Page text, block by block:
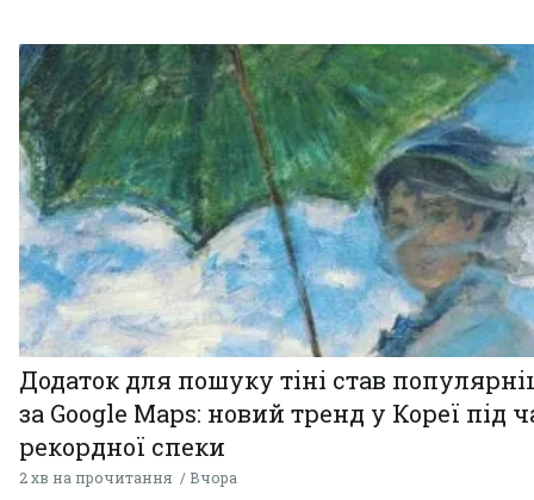
Додаток для пошуку тіні став
за Google Maps: новий тренд у Кореї під
рекордної спеки
2 хв на прочитання Вчора